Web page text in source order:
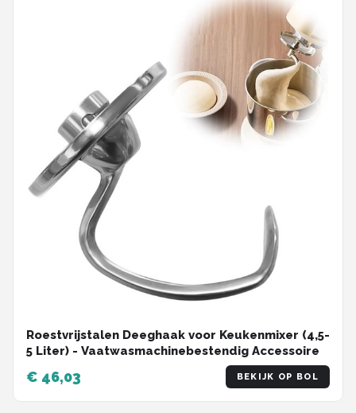
Roestvrijstalen Deeghaak voor Keukenmixer (4,5-
5 Liter) - Vaatwasmachinebestendig Accessoire
€ 46,03 BEKIJK OP BOL